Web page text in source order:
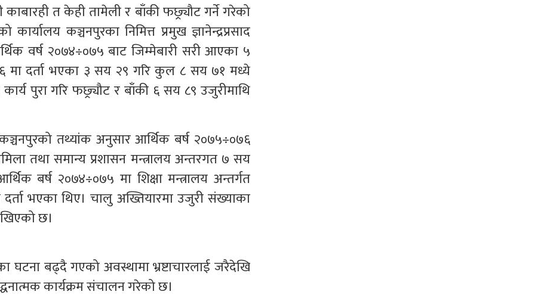
त केही तामेली र बाँकी फछ्र्यौट गर्ने गरेको
कञ्चनपुरका निमित्त प्रमुख ज्ञानेन्द्रप्रसाद
वर्ष २०७४÷०७५ बाट जिम्मेबारी सरी आएका ५
मा दर्ता भएका ३ सय २९ गरि कुल ८ सय ७१ मध्ये
पुरा गरि फछ्र्यौट र बाँकी ६ सय ८९ उजुरीमाथि
तथ्यांक अनुसार आर्थिक बर्ष २०७५÷०७६
तथा समान्य प्रशासन मन्त्रालय अन्तरगत ७ सय
बर्ष २०७४÷०७५ मा शिक्षा मन्त्रालय अन्तर्गत
भएका थिए। चालु अख्तियारमा उजुरी संख्याका
छ।
घटना बढ्दै गएको अवस्थामा भ्रष्टाचारलाई जरैदेखि
कार्यक्रम संचालन गरेको छ।